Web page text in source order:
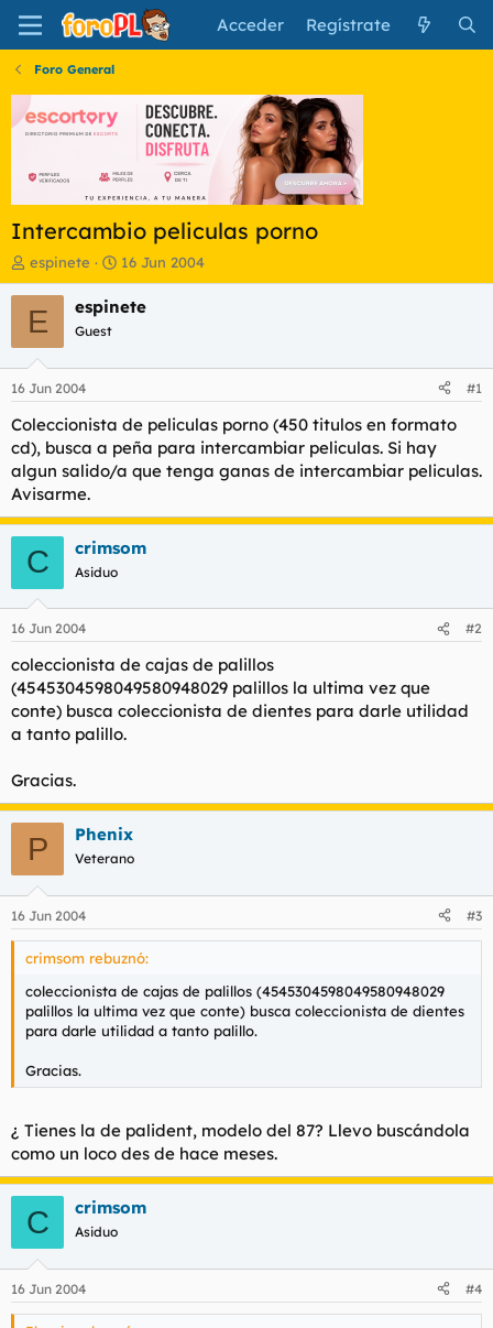
Acceder Regístrate
Foro General
Intercambio peliculas porno
I
n
i
c
a
d
o
r
d
e
l
t
e
m
a
espinete
F
e
c
i
n
c
i
16 Jun 2004
E espinete
Guest
16 Jun 2004 #1
Coleccionista de peliculas porno (450 titulos en formato
cd), busca a peña para intercambiar peliculas. Si hay
algun salido/a que tenga ganas de intercambiar peliculas.
Avisarme.
C crimsom
Asiduo
16 Jun 2004 #2
coleccionista de cajas de palillos
(4545304598049580948029 palillos la ultima vez que
conte) busca coleccionista de dientes para darle utilidad
a tanto palillo.
Gracias.
P Phenix
Veterano
16 Jun 2004 #3
crimsom rebuznó:
coleccionista de cajas de palillos (4545304598049580948029
palillos la ultima vez que conte) busca coleccionista de dientes
para darle utilidad a tanto palillo.
Gracias.
¿ Tienes la de palident, modelo del 87? Llevo buscándola
como un loco des de hace meses.
C crimsom
Asiduo
16 Jun 2004 #4